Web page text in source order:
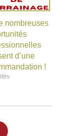
nombreuses
d’une
!